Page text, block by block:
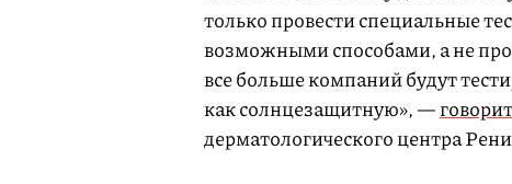
только провести специальные
возможными способами, а не
все больше компаний будут
как солнцезащитную», —говорит
дерматологического центра